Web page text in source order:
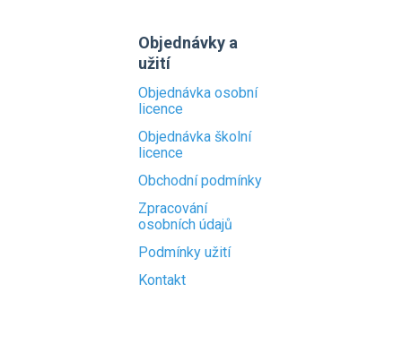
Objednávky a
užití
Objednávka osobní
licence
Objednávka školní
licence
Obchodní podmínky
Zpracování
osobních údajů
Podmínky užití
Kontakt